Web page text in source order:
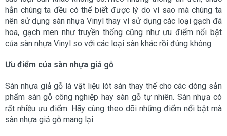
hẳn chúng ta đều có thể biết được lý do vì sao mà chúng ta
nên sử dụng sàn nhựa Vinyl thay vì sử dụng các loại gạch đá
hoa, gạch men như truyền thống cũng như ưu điểm nổi bật
của sàn nhựa Vinyl so với các loại sàn khác rồi đúng không.
Ưu điểm của sàn nhựa giả gỗ
Sàn nhựa giả gỗ là vật liệu lót sàn thay thế cho các dòng sản
phẩm sàn gỗ công nghiệp hay sàn gỗ tự nhiên. Sàn nhựa có
rất nhiều ưu điểm. Hãy cùng theo dõi những điểm nổi bật mà
sàn nhựa giả gỗ mang lại.